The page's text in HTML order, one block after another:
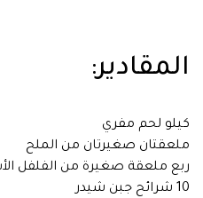
المقادير:
كيلو لحم مفري
ملعقتان صغيرتان من الملح
ربع ملعقة صغيرة من الفلفل
10 شرائح جبن شيدر